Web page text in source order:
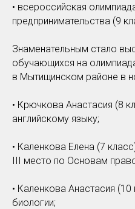
• всероссийская
предпринимательства (9
Знаменательным стало
обучающихся на
в Мытищинском районе в
• Крючкова Анастасия (8
английскому языку;
• Каленкова Елена (7
III место по Основам
• Каленкова Анастасия
биологии;